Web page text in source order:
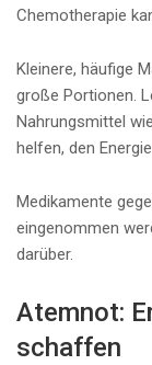
Chemotherapie
Kleinere, häufige
große Portionen.
Nahrungsmittel
helfen, den
Medikamente
eingenommen
darüber.
Atemnot:
schaffen